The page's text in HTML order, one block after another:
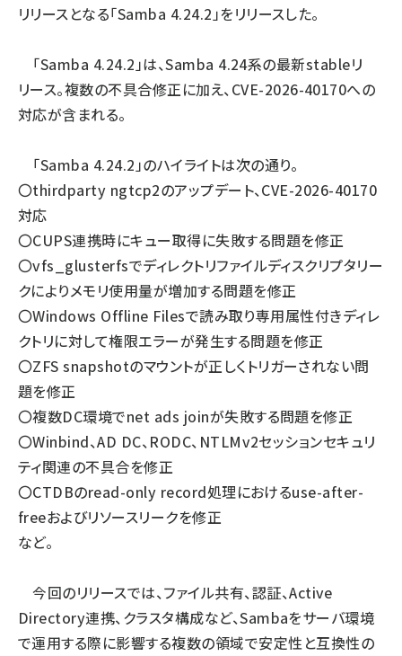
リリースとなる「Samba 4.24.2」をリリースした。
「Samba 4.24.2」は、Samba 4.24系の最新stableリ
リース。複数の不具合修正に加え、CVE-2026-40170への
対応が含まれる。
「Samba 4.24.2」のハイライトは次の通り。
〇thirdparty ngtcp2のアップデート、CVE-2026-40170
対応
〇CUPS連携時にキュー取得に失敗する問題を修正
〇vfs_glusterfsでディレクトリファイルディスクリプタリー
クによりメモリ使用量が増加する問題を修正
〇Windows Offline Filesで読み取り専用属性付きディレ
クトリに対して権限エラーが発生する問題を修正
〇ZFS snapshotのマウントが正しくトリガーされない問
題を修正
〇複数DC環境でnet ads joinが失敗する問題を修正
〇Winbind、AD DC、RODC、NTLMv2セッションセキュリ
ティ関連の不具合を修正
〇CTDBのread-only record処理におけるuse-after-
freeおよびリソースリークを修正
など。
今回のリリースでは、ファイル共有、認証、Active
Directory連携、クラスタ構成など、Sambaをサーバ環境
で運用する際に影響する複数の領域で安定性と互換性の